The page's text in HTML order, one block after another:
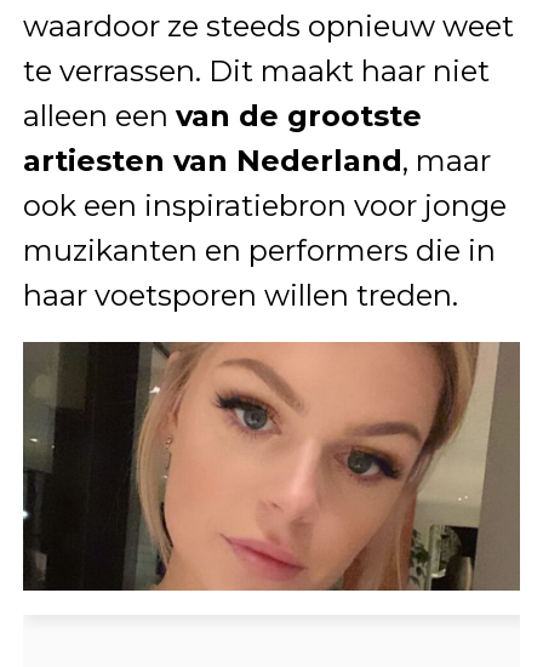
waardoor ze steeds opnieuw weet
te verrassen. Dit maakt haar niet
alleen een van de grootste
artiesten van Nederland, maar
ook een inspiratiebron voor jonge
muzikanten en performers die in
haar voetsporen willen treden.